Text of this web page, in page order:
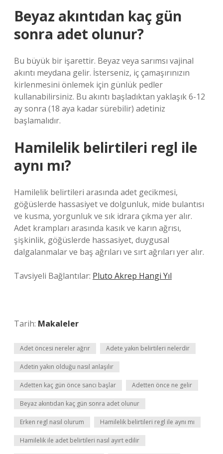
Beyaz akıntıdan kaç gün
sonra adet olunur?
Bu büyük bir işarettir. Beyaz veya sarımsı vajinal
akıntı meydana gelir. İsterseniz, iç çamaşırınızın
kirlenmesini önlemek için günlük pedler
kullanabilirsiniz. Bu akıntı başladıktan yaklaşık 6-12
ay sonra (18 aya kadar sürebilir) adetiniz
başlamalıdır.
Hamilelik belirtileri regl ile
aynı mı?
Hamilelik belirtileri arasında adet gecikmesi,
göğüslerde hassasiyet ve dolgunluk, mide bulantısı
ve kusma, yorgunluk ve sık idrara çıkma yer alır.
Adet krampları arasında kasık ve karın ağrısı,
şişkinlik, göğüslerde hassasiyet, duygusal
dalgalanmalar ve baş ağrıları ve sırt ağrıları yer alır.
Tavsiyeli Bağlantılar: Pluto Akrep Hangi Yıl
Tarih: Makaleler
Adet öncesi nereler ağrır Adete yakın belirtileri nelerdir
Adetin yakın olduğu nasıl anlaşılır
Adetten kaç gün önce sancı başlar Adetten önce ne gelir
Beyaz akıntıdan kaç gün sonra adet olunur
Erken regl nasıl olurum Hamilelik belirtileri regl ile aynı mı
Hamilelik ile adet belirtileri nasıl ayırt edilir